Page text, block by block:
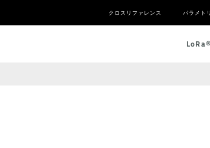
クロスリファレンス パラメト
LoRa®